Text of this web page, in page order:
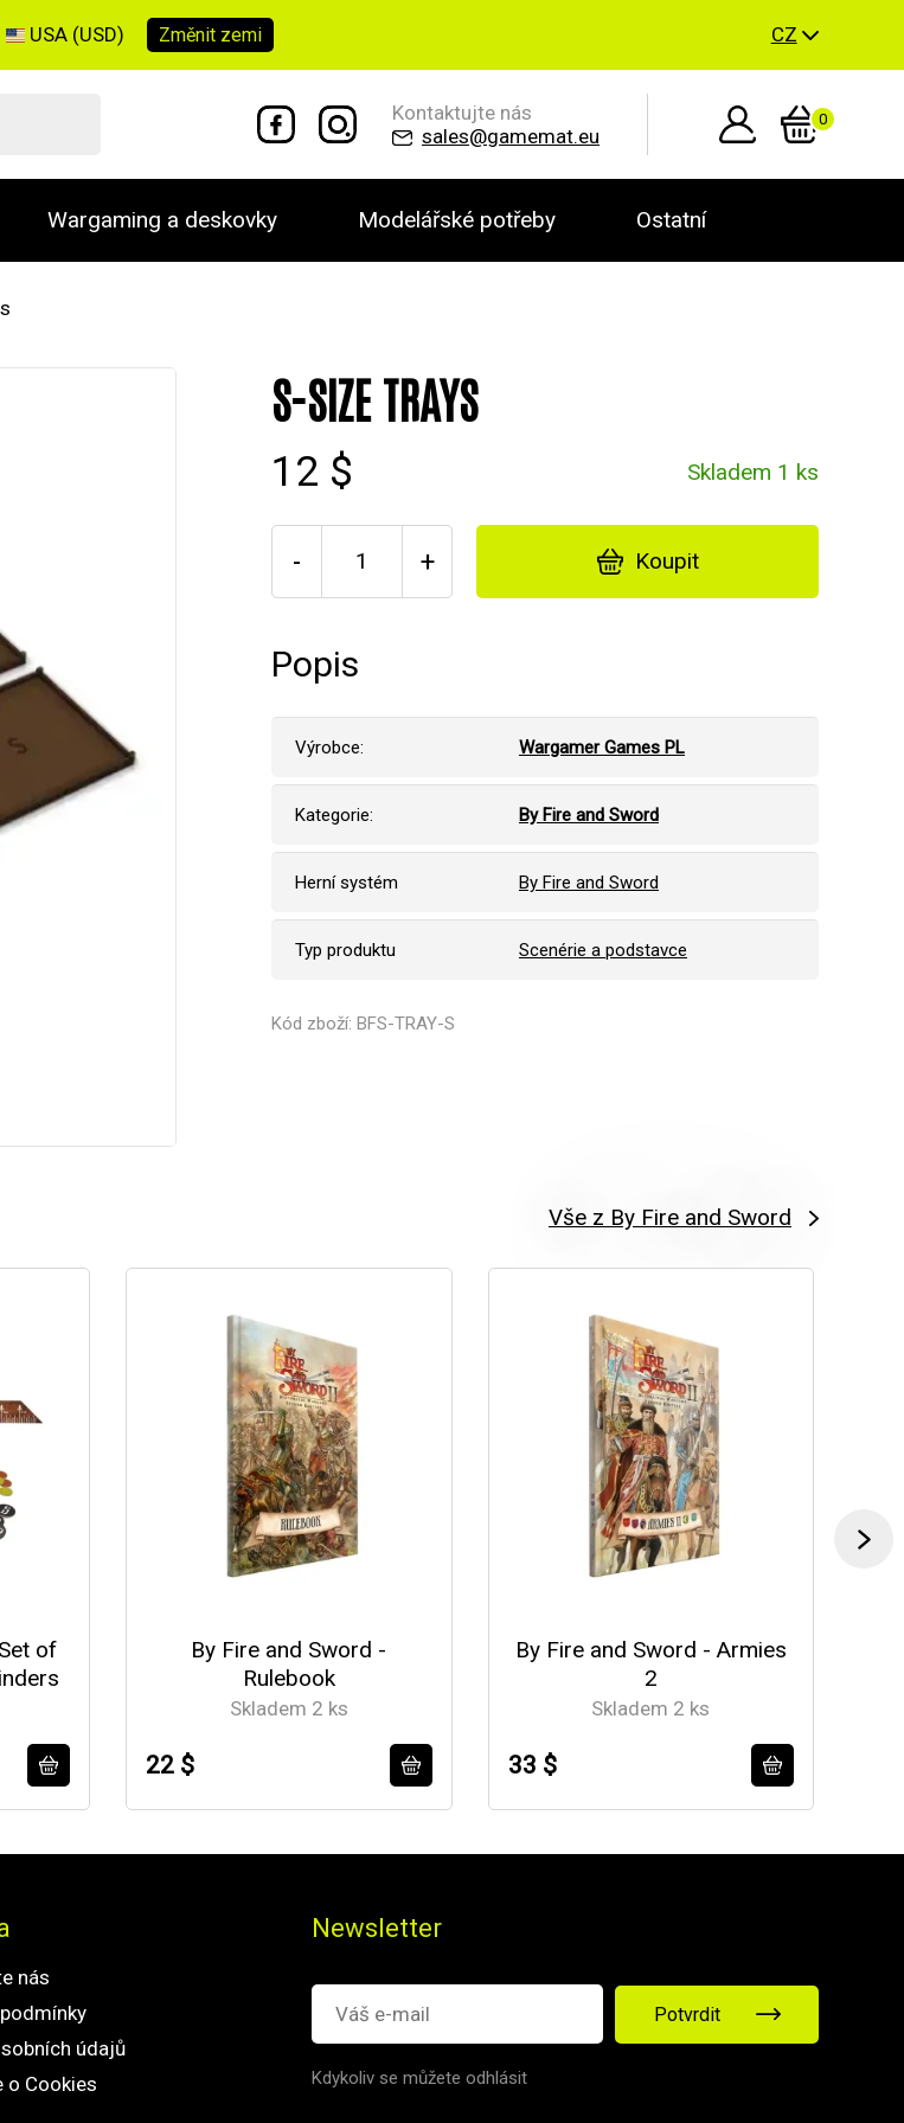
USA (USD) Změnit zemi CZ
Kontaktujte nás
sales@gamemat.eu
0
Wargaming a deskovky Modelářské potřeby Ostatní
S-SIZE TRAYS
12 $ Skladem 1 ks
- + Koupit
Popis
Výrobce: Wargamer Games PL
Kategorie: By Fire and Sword
Herní systém By Fire and Sword
Typ produktu Scenérie a podstavce
Kód zboží: BFS-TRAY-S
Vše z By Fire and Sword
of
By Fire and Sword -
Rulebook
Skladem 2 ks
22 $
By Fire and Sword - Armies
2
Skladem 2 ks
33 $
nás
údajů
o Cookies
Newsletter
Potvrdit
Kdykoliv se můžete odhlásit